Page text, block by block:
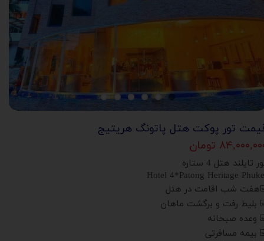
تور پوکت هتل پاتونگ هریتیج
تومان
تایلند هتل 4 ستاره
Hotel 4*Patong Heritage
شب اقامت در هتل
بلیط رفت و برگشت ماهان
وعده صبحانه
بیمه مسافرتی